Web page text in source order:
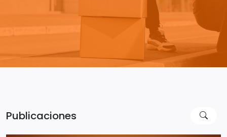
Publicaciones